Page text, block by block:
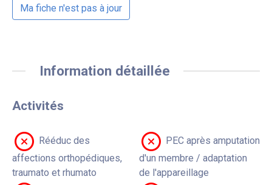
Ma fiche n'est pas à jour
Information détaillée
Activités
Rééduc des
affections orthopédiques,
traumato et rhumato
PEC après amputation
d'un membre / adaptation
de l'appareillage